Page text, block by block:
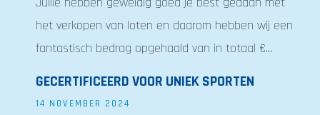
het verkopen van loten en daarom hebben wij een
fantastisch bedrag opgehaald van in totaal €...
GECERTIFICEERD VOOR UNIEK SPORTEN
14 NOVEMBER 2024